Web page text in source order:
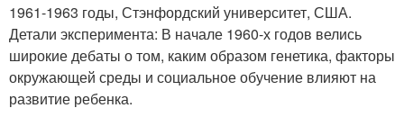
1961-1963 годы, Стэнфордский университет, США.
Детали эксперимента: В начале 1960-х годов велись
широкие дебаты о том, каким образом генетика, факторы
окружающей среды и социальное обучение влияют на
развитие ребенка.